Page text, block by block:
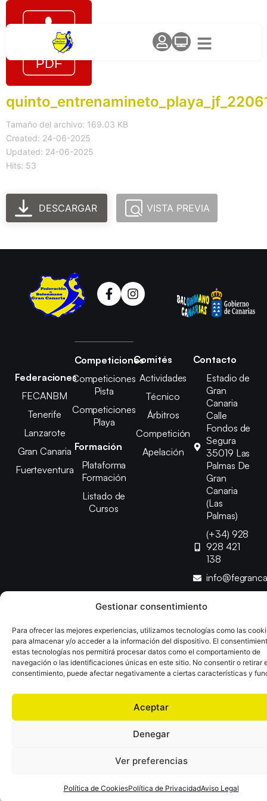
Gestionar consentimiento
Para ofrecer las mejores experiencias, utilizamos tecnologías como las
para almacenar y/o acceder a la información del dispositivo. El
estas tecnologías nos permitirá procesar datos como el comportamiento de
navegación o las identificaciones únicas en este sitio. No consentir o retirar
consentimiento, puede afectar negativamente a ciertas características y
Aceptar
Denegar
Ver preferencias
Política de CookiesPolítica de PrivacidadAviso Legal
Tamaño del archivo: 169.03 KB
Created: 24-06-2025
Updated: 24-06-2025
Hits: 53
DESCARGAR VISTA PREVIA
Federaciones
FECANBM
Tenerife
Lanzarote
Gran Canaria
Fuerteventura
Competiciones
Competiciones
Pista
Competiciones
Playa
Formación
Plataforma
Formación
Listado de
Cursos
Comités
Actividades
Técnico
Árbitros
Competición
Apelación
Contacto
Estadio de
Gran
Canaria
Calle
Fondos de
Segura
35019 Las
Palmas De
Gran
Canaria
(Las
Palmas)
(+34) 928
928 421
138
Desarrollado porTOOOLS
Aviso LegalPolítica de CookiesPolítica de Privacidad
Declaración de AccesibilidadPolítica de Ventas